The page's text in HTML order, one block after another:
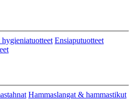
Ensiaputuotteet
Hammaslangat & hammastikut